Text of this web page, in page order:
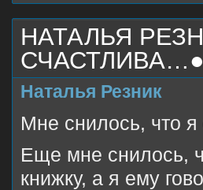
НАТАЛЬЯ
Наталья Резник
Мне снилось, что я
Еще мне снилось,
книжку, а я ему